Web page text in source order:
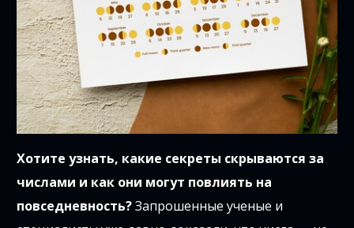
Хотите узнать, какие секреты скрываются за
числами и как они могут повлиять на
повседневность?Запрошенные ученые и